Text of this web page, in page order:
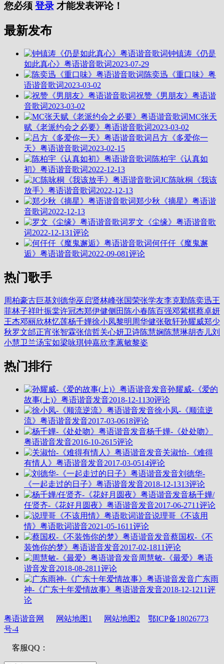
您必须 登录 才能发表评论！
最新发布
钟镇涛《仍是
如此真心》粤语谐音歌词2023-07-29
陈奕迅《重口味》粤
语谐音歌词2023-03-02
祝赞《男朋友》粤语谐
音歌词2023-03-02
MC张天
赋《老派约会之必要》粤语谐音歌词2023-03-02
吕方《多爱你一
天》粤语谐音歌词2023-02-15
陈柏宇《认真如
初》粤语谐音歌词2022-12-13
JC陈咏桐《我该
放手》粤语谐音歌词2022-12-13
郑少秋《摘星》粤语谐
音歌词2022-12-13
罗文《尘缘》粤语谐音歌
词2022-12-131评论
何仟仟《魔鬼邂
逅》粤语谐音歌词2022-09-081评论
热门歌手
周柏豪古巨基刘德华巫启贤林峰张国荣张学友李克勤陈奕迅王
菲林子祥叶振棠许冠杰郑伊健侧田 陈小春陈百强邓紫棋蔡卓妍
王杰邓丽欣林忆莲杨千嬅徐小凤黎明 周华健张敬轩孙耀威郑少
秋罗文邰正宵张智霖张信哲关心妍卫诗陈慧娴陈慧琳胡杏儿刘
小慧卫兰汤宝如梁咏琪钟嘉欣李蕙敏黎姿
热门排行
孙耀威-《爱的
故事(上)》粤语谐音发音2018-12-1130评论
徐小凤-《顺流逆
流》粤语谐音发音2017-03-0618评论
杨千嬅-《处处吻》
粤语谐音发音2016-10-2615评论
关淑怡-《难得
有情人》粤语谐音发音2017-03-0514评论
刘德华-
《一起走过的日子》粤语谐音发音2018-12-1313评论
杨千嬅/
任贤齐-《花好月圆夜》粤语谐音发音2017-06-2711评论
说理哥《不该用
情》粤语歌词谐音2021-05-1611评论
蔡国权-《不
装饰你的梦》粤语谐音发音2017-02-1811评论
周慧敏-《最爱》粤语
谐音发音2018-08-2811评论
广东雨
神-《广东十年爱情故事》粤语谐音发音2018-12-1211评
论
粤语谐音网 网站地图1 网站地图2
鄂ICP备18026773
号-4
客服QQ：